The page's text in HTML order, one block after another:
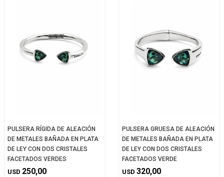
PULSERA RÍGIDA DE ALEACIÓN
DE METALES BAÑADA EN PLATA
DE LEY CON DOS CRISTALES
FACETADOS VERDES
USD 250,00
PULSERA GRUESA DE ALEACIÓN
DE METALES BAÑADA EN PLATA
DE LEY CON DOS CRISTALES
FACETADOS VERDE
USD 320,00